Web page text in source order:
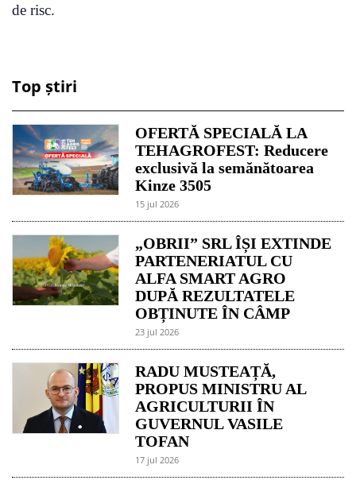
de risc.
Top știri
OFERTĂ SPECIALĂ LA
TEHAGROFEST: Reducere
exclusivă la semănătoarea
Kinze 3505
15 jul 2026
„OBRII” SRL ÎȘI EXTINDE
PARTENERIATUL CU
ALFA SMART AGRO
DUPĂ REZULTATELE
OBȚINUTE ÎN CÂMP
23 jul 2026
RADU MUSTEAȚĂ,
PROPUS MINISTRU AL
AGRICULTURII ÎN
GUVERNUL VASILE
TOFAN
17 jul 2026